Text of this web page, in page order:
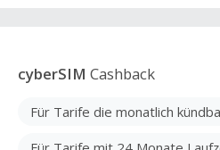
cyberSIM Cashback
Für Tarife die monatlich